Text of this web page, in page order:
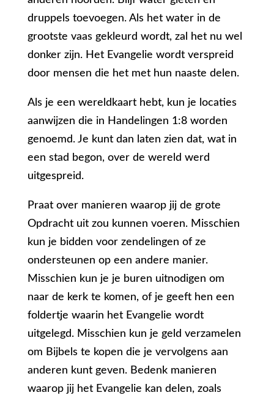
druppels toevoegen. Als het water in de
grootste vaas gekleurd wordt, zal het nu wel
donker zijn. Het Evangelie wordt verspreid
door mensen die het met hun naaste delen.
Als je een wereldkaart hebt, kun je locaties
aanwijzen die in Handelingen 1:8 worden
genoemd. Je kunt dan laten zien dat, wat in
een stad begon, over de wereld werd
uitgespreid.
Praat over manieren waarop jij de grote
Opdracht uit zou kunnen voeren. Misschien
kun je bidden voor zendelingen of ze
ondersteunen op een andere manier.
Misschien kun je je buren uitnodigen om
naar de kerk te komen, of je geeft hen een
foldertje waarin het Evangelie wordt
uitgelegd. Misschien kun je geld verzamelen
om Bijbels te kopen die je vervolgens aan
anderen kunt geven. Bedenk manieren
waarop jij het Evangelie kan delen, zoals